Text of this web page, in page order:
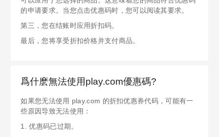
的申请要求。当您点击优惠码时，您可以阅读其要求。
第三，您在结账时应用折扣码。
最后，您将享受折扣价格并支付商品。
爲什麽無法使用play.com優惠碼?
如果您无法使用 play.com 的折扣优惠券代码，可能有一
些原因导致无法使用：
1. 优惠码已过期。